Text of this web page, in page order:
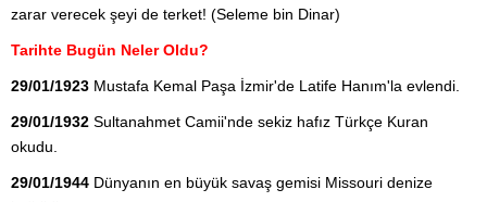
zarar verecek şeyi de terket! (Seleme bin Dinar)
Tarihte Bugün Neler Oldu?
29/01/1923 Mustafa Kemal Paşa İzmir'de Latife Hanım'la evlendi.
29/01/1932 Sultanahmet Camii'nde sekiz hafız Türkçe Kuran
okudu.
29/01/1944 Dünyanın en büyük savaş gemisi Missouri denize